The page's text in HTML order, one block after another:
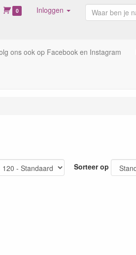
0 Inloggen
ons ook op Facebook en Instagram
Sorteer op